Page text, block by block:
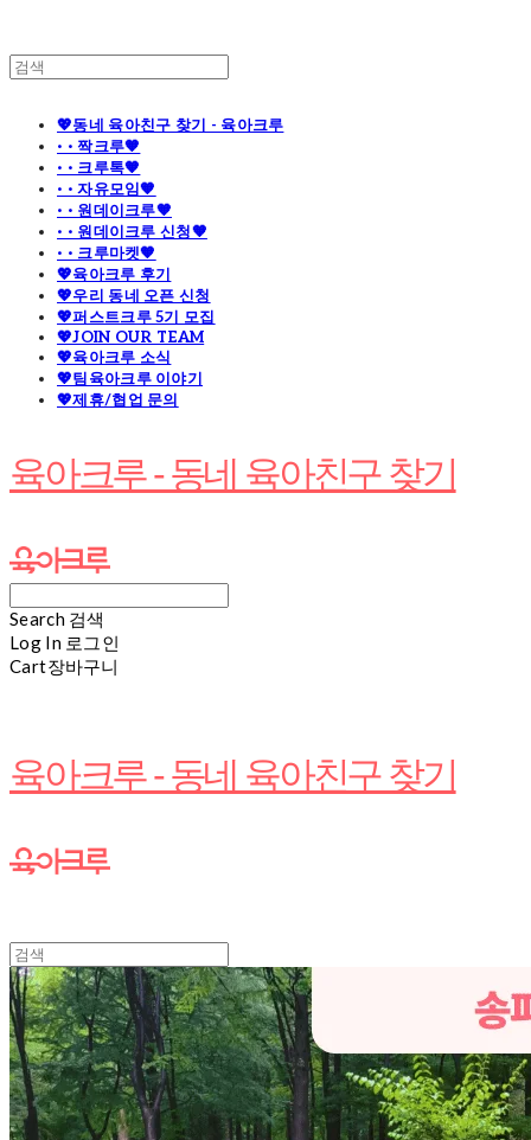
💖동네 육아친구 찾기 - 육아크루
· · 짝크루🧡
· · 크루톡🧡
· · 자유모임🧡
· · 원데이크루🧡
· · 원데이크루 신청🧡
· · 크루마켓🧡
💖육아크루 후기
💖우리 동네 오픈 신청
💖퍼스트크루 5기 모집
💖JOIN OUR TEAM
💖육아크루 소식
💖팀육아크루 이야기
💖제휴/협업 문의
육아크루 - 동네 육아친구 찾기
Search 검색
Log In 로그인
Cart장바구니
육아크루 - 동네 육아친구 찾기